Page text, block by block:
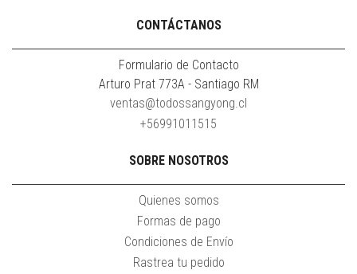
CONTÁCTANOS
Formulario de Contacto
Arturo Prat 773A - Santiago RM
ventas@todossangyong.cl
+56991011515
SOBRE NOSOTROS
Quienes somos
Formas de pago
Condiciones de Envío
Rastrea tu pedido